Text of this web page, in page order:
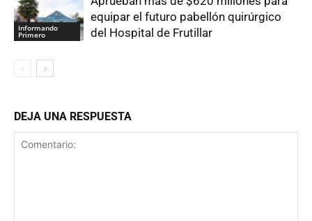
Informando
Primero
equipar el futuro pabellón quirúrgico
del Hospital de Frutillar
DEJA UNA RESPUESTA